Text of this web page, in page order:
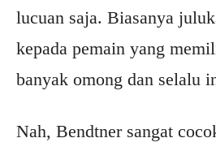
lucuan saja. Biasanya
kepada pemain yang
banyak omong dan selalu
Nah, Bendtner sangat